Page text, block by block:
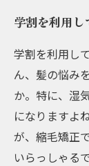
学割を利用し
学割を利用し
ん、髪の悩み
か。特に、湿
になりますよ
が、縮毛矯正
いらっしゃる